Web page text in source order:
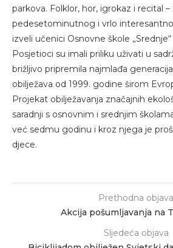
parkova. Folklor, hor, igrokaz i recital –
pedesetominutnog i vrlo
izveli učenici Osnovne škole
Posjetioci su imali priliku uživati u
brižljivo pripremila najmlađa
obilježava od 1999. godine širom
Projekat obilježavanja značajnih
saradnji s osnovnim i srednjim
već sedmu godinu i kroz njega je
djece.
Prethodna objava
Akcija pošumljavanja na
Sljedeća objava